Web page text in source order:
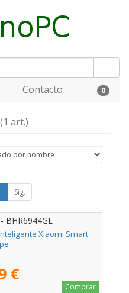
Contacto 0
(1 art.)
Sig.
BHR6944GL
Xiaomi Smart
€
Comprar